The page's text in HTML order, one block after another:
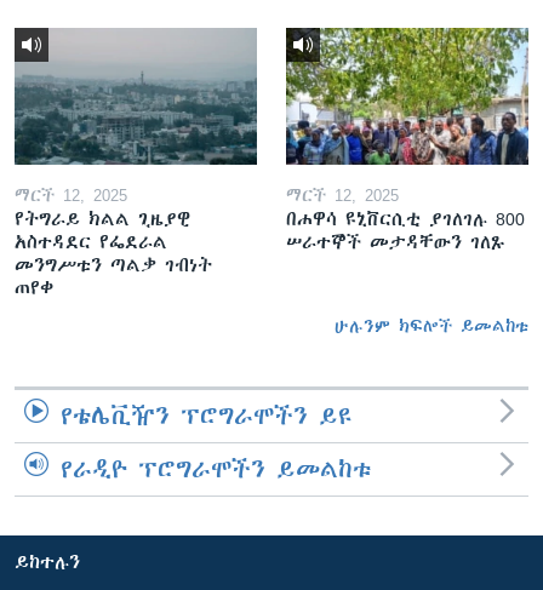
ማርች 12, 2025
የትግራይ ክልል ጊዜያዊ
አስተዳደር የፌደራል
መንግሥቱን ጣልቃ ገብነት
ጠየቀ
ማርች 12, 2025
በሐዋሳ ዩኒቨርሲቲ ያገለገሉ 800
ሠራተኞች መታዳቸውን ገለጹ
ሁሉንም ክፍሎች ይመልከቱ
የቴሌቪዥን ፕሮግራሞችን ይዩ
የራዲዮ ፕሮግራሞችን ይመልከቱ
ይከተሉን